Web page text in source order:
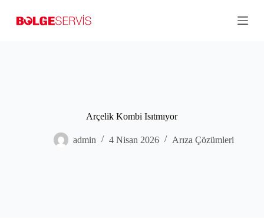
Arçelik Kombi Isıtmıyor
admin 4 Nisan 2026 Arıza Çözümleri